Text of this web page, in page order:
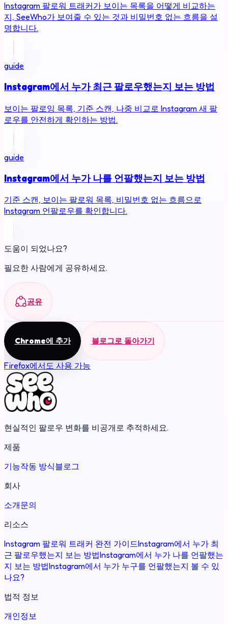
Instagram 팔로워 트래커가 보이는 목록을 어떻게 비교하는
지, SeeWho가 보여줄 수 있는 것과 비밀번호 없는 흐름을 설
명합니다.
guide
Instagram에서 누가 최근 팔로우했는지 보는 방법
보이는 팔로잉 목록, 기준 스캔, 나중 비교로 Instagram 새 팔
로우를 안전하게 확인하는 방법.
guide
Instagram에서 누가 나를 언팔했는지 보는 방법
기준 스캔, 보이는 팔로워 목록, 비밀번호 없는 흐름으로
Instagram 언팔로우를 확인합니다.
도움이 되었나요?
필요한 사람에게 공유하세요.
공유
Chrome에 추가 블로그로 돌아가기
Firefox에서도 사용 가능
현실적인 팔로우 변화를 비공개로 추적하세요.
제품
기능작동 방식블로그
회사
소개문의
리소스
Instagram 팔로워 트래커 완전 가이드Instagram에서 누가 최
근 팔로우했는지 보는 방법Instagram에서 누가 나를 언팔했는
지 보는 방법Instagram에서 누가 누구를 언팔했는지 볼 수 있
나요?
법적 정보
개인정보